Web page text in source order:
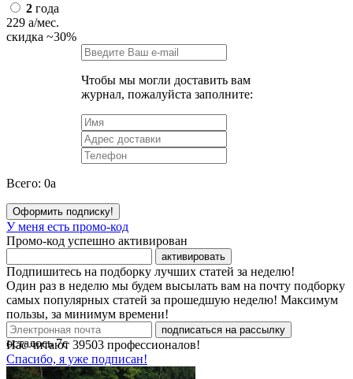
2 года
229 a/мес.
скидка ~30%
Чтобы мы могли доставить вам
журнал, пожалуйста заполните:
Всего: 0a
Оформить подписку!
У меня есть промо-код
Промо-код успешно активирован
активировать
Подпишитесь на подборку лучших статей за неделю!
Один раз в неделю мы будем высылать вам на почту подборку
самых популярных статей за прошедшую неделю! Максимум
пользы, за минимум времени!
подписаться на рассылку
Нас читают 39503 профессионалов!
Спасибо, я уже подписан!
осталось7с